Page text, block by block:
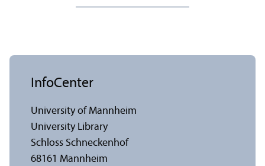
InfoCenter
University of Mannheim
University Library
Schloss Schneckenhof
68161 Mannheim